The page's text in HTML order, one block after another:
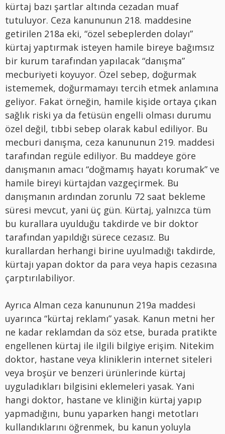
kürtaj bazı şartlar altında cezadan muaf
tutuluyor. Ceza kanununun 218. maddesine
getirilen 218a eki, “özel sebeplerden dolayı”
kürtaj yaptırmak isteyen hamile bireye bağımsız
bir kurum tarafından yapılacak “danışma”
mecburiyeti koyuyor. Özel sebep, doğurmak
istememek, doğurmamayı tercih etmek anlamına
geliyor. Fakat örneğin, hamile kişide ortaya çıkan
sağlık riski ya da fetüsün engelli olması durumu
özel değil, tıbbi sebep olarak kabul ediliyor. Bu
mecburi danışma, ceza kanununun 219. maddesi
tarafından regüle ediliyor. Bu maddeye göre
danışmanın amacı “doğmamış hayatı korumak” ve
hamile bireyi kürtajdan vazgeçirmek. Bu
danışmanın ardından zorunlu 72 saat bekleme
süresi mevcut, yani üç gün. Kürtaj, yalnızca tüm
bu kurallara uyulduğu takdirde ve bir doktor
tarafından yapıldığı sürece cezasız. Bu
kurallardan herhangi birine uyulmadığı takdirde,
kürtajı yapan doktor da para veya hapis cezasına
çarptırılabiliyor.
Ayrıca Alman ceza kanununun 219a maddesi
uyarınca “kürtaj reklamı” yasak. Kanun metni her
ne kadar reklamdan da söz etse, burada pratikte
engellenen kürtaj ile ilgili bilgiye erişim. Nitekim
doktor, hastane veya kliniklerin internet siteleri
veya broşür ve benzeri ürünlerinde kürtaj
uyguladıkları bilgisini eklemeleri yasak. Yani
hangi doktor, hastane ve kliniğin kürtaj yapıp
yapmadığını, bunu yaparken hangi metotları
kullandıklarını öğrenmek, bu kanun yoluyla